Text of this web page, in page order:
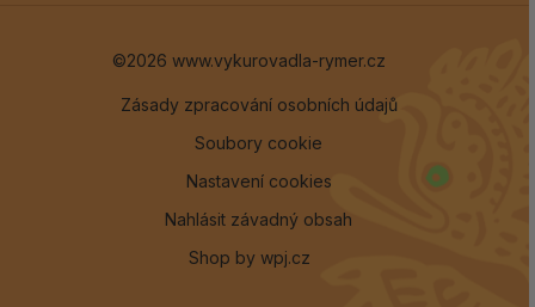
©2026 www.vykurovadla-rymer.cz
Zásady zpracování osobních údajů
Soubory cookie
Nastavení cookies
Nahlásit závadný obsah
Shop by wpj.cz